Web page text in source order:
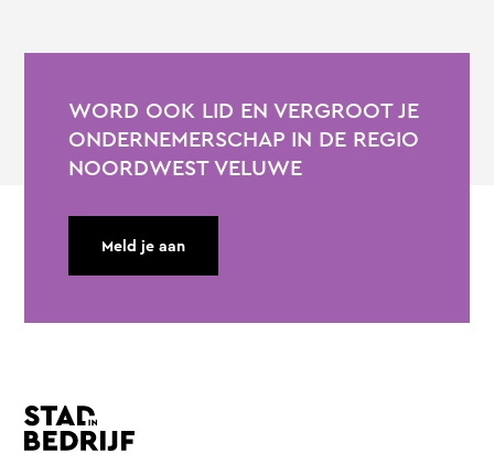
WORD OOK LID EN VERGROOT JE
ONDERNEMERSCHAP IN DE REGIO
NOORDWEST VELUWE
Meld je aan